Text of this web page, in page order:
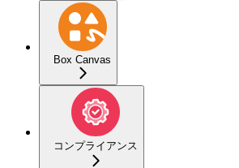
Box Canvas
コンプライアンス